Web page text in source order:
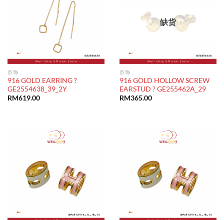
首饰
916 GOLD EARRING ?
GE2554638_39_2Y
RM619.00
缺货
首饰
916 GOLD HOLLOW SCREW
EARSTUD ? GE255462A_29
RM365.00